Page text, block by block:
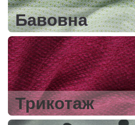
Бавовна
Трикотаж